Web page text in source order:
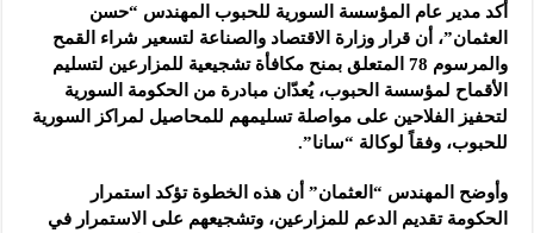
أكد مدير عام المؤسسة السورية للحبوب المهندس “حسن
العثمان”، أن قرار وزارة الاقتصاد والصناعة لتسعير شراء القمح
والمرسوم 78 المتعلق بمنح مكافأة تشجيعية للمزارعين لتسليم
الأقماح لمؤسسة الحبوب، يُعدّان مبادرة من الحكومة السورية
لتحفيز الفلاحين على مواصلة تسليمهم للمحاصيل لمراكز السورية
للحبوب، وفقاً لوكالة “سانا”.
وأوضح المهندس “العثمان” أن هذه الخطوة تؤكد استمرار
الحكومة تقديم الدعم للمزارعين، وتشجيعهم على الاستمرار في